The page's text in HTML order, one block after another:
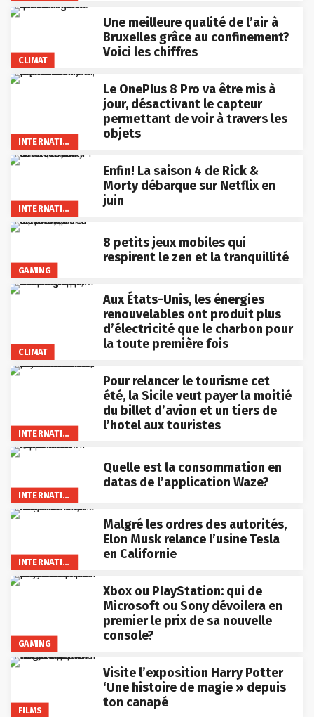
CLIMAT
Une meilleure qualité de l’air à
Bruxelles grâce au confinement?
Voici les chiffres
INTERNATIONAL
Le OnePlus 8 Pro va être mis à
jour, désactivant le capteur
permettant de voir à travers les
objets
INTERNATIONAL
Enfin! La saison 4 de Rick &
Morty débarque sur Netflix en
juin
GAMING
8 petits jeux mobiles qui
respirent le zen et la tranquillité
CLIMAT
Aux États-Unis, les énergies
renouvelables ont produit plus
d’électricité que le charbon pour
la toute première fois
INTERNATIONAL
Pour relancer le tourisme cet
été, la Sicile veut payer la moitié
du billet d’avion et un tiers de
l’hotel aux touristes
INTERNATIONAL
Quelle est la consommation en
datas de l’application Waze?
INTERNATIONAL
Malgré les ordres des autorités,
Elon Musk relance l’usine Tesla
en Californie
GAMING
Xbox ou PlayStation: qui de
Microsoft ou Sony dévoilera en
premier le prix de sa nouvelle
console?
FILMS
Visite l’exposition Harry Potter
‘Une histoire de magie » depuis
ton canapé